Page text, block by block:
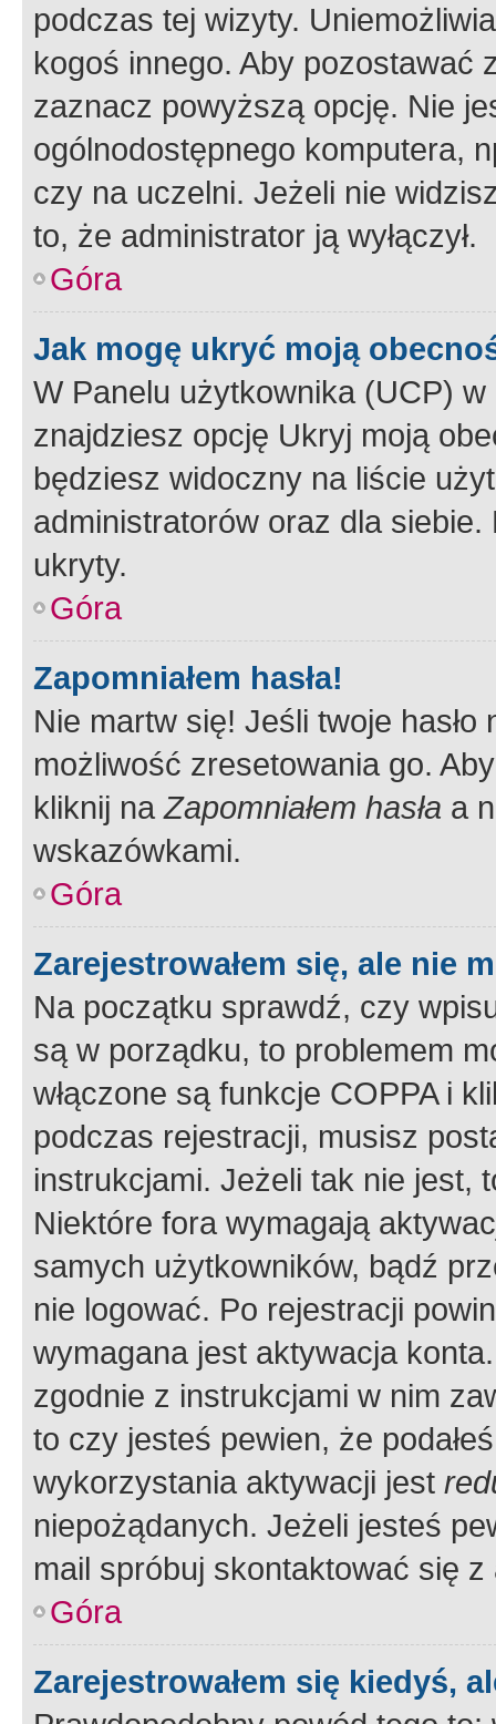
podczas tej wizyty.
kogoś innego. Aby pozostawać
zaznacz powyższą opcję. Nie
ogólnodostępnego komputera,
czy na uczelni. Jeżeli nie
to, że administrator ją wyłączył.
Góra
Jak mogę ukryć moją
W Panelu użytkownika (UCP) w
znajdziesz opcję Ukryj moją
będziesz widoczny na liście
administratorów oraz dla
ukryty.
Góra
Zapomniałem hasła!
Nie martw się! Jeśli twoje
możliwość zresetowania go.
kliknij naZapomniałem hasła a
wskazówkami.
Góra
Zarejestrowałem się, ale nie
Na początku sprawdź, czy
są w porządku, to problemem
włączone są funkcje COPPA i
podczas rejestracji, musisz
instrukcjami. Jeżeli tak nie jest,
Niektóre fora wymagają
samych użytkowników, bądź
nie logować. Po rejestracji
wymagana jest aktywacja
zgodnie z instrukcjami w nim
to czy jesteś pewien, że
wykorzystania aktywacji jest
niepożądanych. Jeżeli jesteś
mail spróbuj skontaktować się
Góra
Zarejestrowałem się kiedyś,